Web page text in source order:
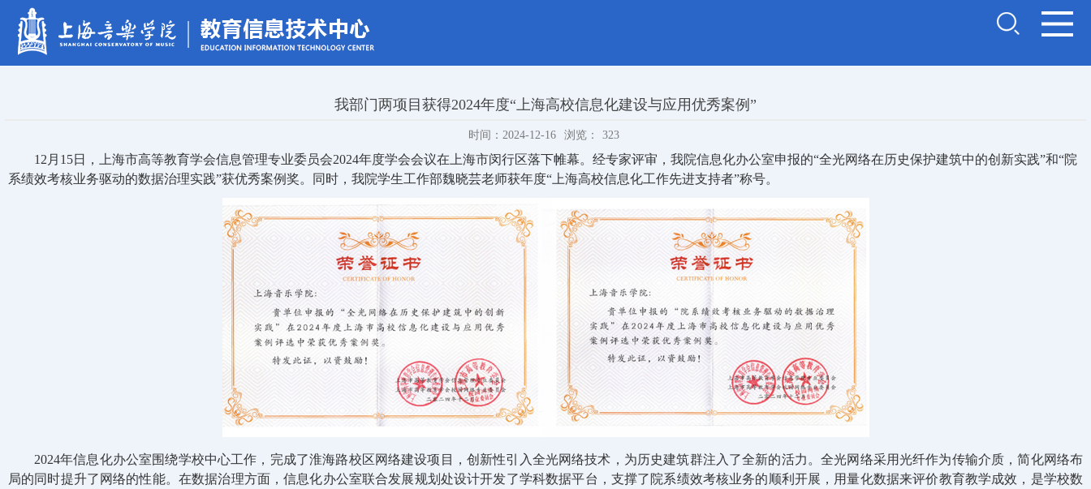
我部门两项目获得2024年度“上海高校信息化建设与应用优秀案例”
时间：2024-12-16 浏览： 323
12月15日，上海市高等教育学会信息管理专业委员会2024年度学会会议在上海市闵行区落下帷幕。经专家评审，我院信息化办公室申报的“全光网络在历史保护建筑中的创新实践”和“院
系绩效考核业务驱动的数据治理实践”获优秀案例奖。同时，我院学生工作部魏晓芸老师获年度“ 上海高校信息化工作先进支持者”称号。
2024年信息化办公室围绕学校中心工作，完成了淮海路校区网络建设项目，创新性引入全光网络技术，为历史建筑群注入了全新的活力。全光网络采用光纤作为传输介质，简化网络布
局的同时提升了网络的性能。在数据治理方面，信息化办公室联合发展规划处设计开发了学科数据平台，支撑了院系绩效考核业务的顺利开展，用量化数据来评价教育教学成效，是学校数